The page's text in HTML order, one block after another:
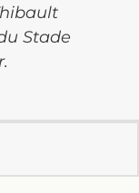
Stade